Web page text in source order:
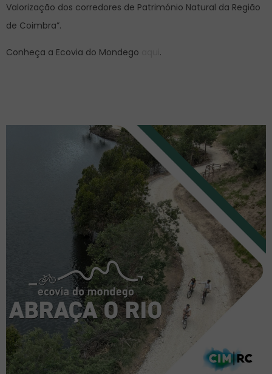
Valorização dos corredores de Património Natural da Região
de Coimbra”.
Conheça a Ecovia do Mondego .